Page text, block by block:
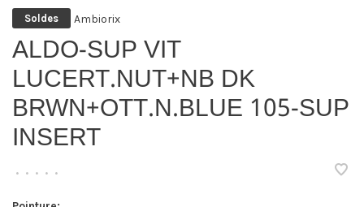
Soldes Ambiorix
ALDO-SUP VIT
LUCERT.NUT+NB DK
BRWN+OTT.N.BLUE 105-SUP
INSERT
• • • • •